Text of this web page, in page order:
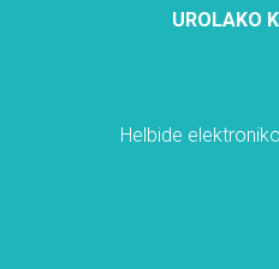
UROLAKO
Helbide